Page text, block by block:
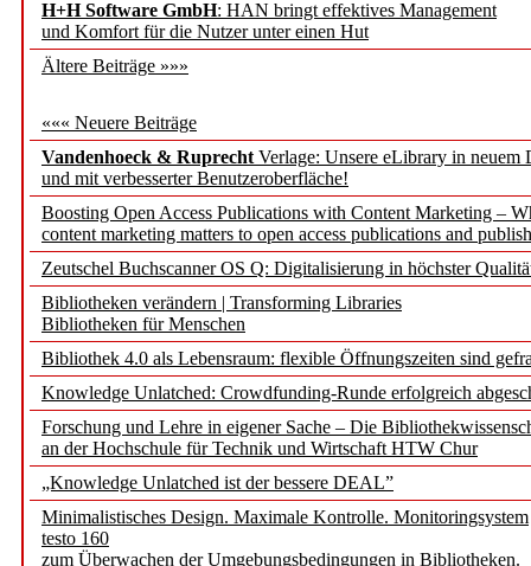
H+H Software GmbH: HAN bringt effektives Management
und Komfort für die Nutzer unter einen Hut
Ältere Beiträge »»»
««« Neuere Beiträge
Vandenhoeck & Ruprecht Verlage: Unsere eLibrary in neuem
und mit verbesserter Benutzeroberfläche!
Boosting Open Access Publications with Content Marketing –
content marketing matters to open access publications and
Zeutschel Buchscanner OS Q: Digitalisierung in höchster
Bibliotheken verändern | Transforming Libraries
Bibliotheken für Menschen
Bibliothek 4.0 als Lebensraum: flexible Öffnungszeiten sind
Knowledge Unlatched: Crowdfunding-Runde erfolgreich
Forschung und Lehre in eigener Sache – Die
an der Hochschule für Technik und Wirtschaft HTW Chur
„Knowledge Unlatched ist der bessere DEAL”
Minimalistisches Design. Maximale Kontrolle. Monitoringsystem
testo 160
zum Überwachen der Umgebungsbedingungen in Bibliotheken.